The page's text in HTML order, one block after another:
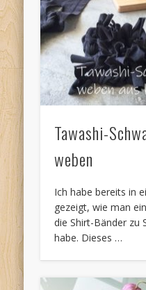
Tawashi-
weben
Ich habe bereits in
gezeigt, wie man
die Shirt-Bänder zu
habe. Dieses …